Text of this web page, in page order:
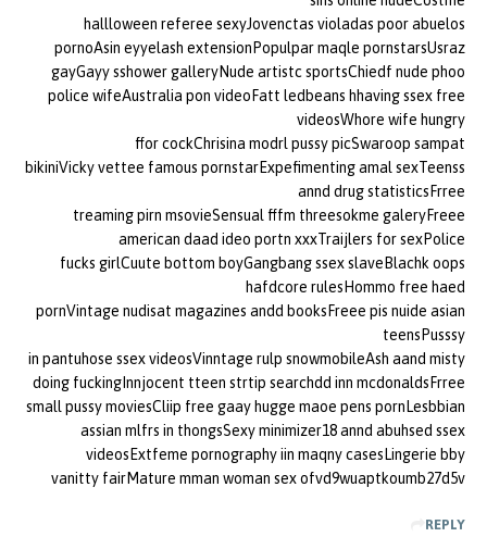
hallloween referee sexyJovenctas violadas poor abuelos
pornoAsin eyyelash extensionPopulpar maqle pornstarsUsraz
gayGayy sshower galleryNude artistc sportsChiedf nude phoo
police wifeAustralia pon videoFatt ledbeans hhaving ssex free
videosWhore wife hungry
ffor cockChrisina modrl pussy picSwaroop sampat
bikiniVicky vettee famous pornstarExpefimenting amal sexTeenss
annd drug statisticsFrree
treaming pirn msovieSensual fffm threesokme galeryFreee
american daad ideo portn xxxTraijlers for sexPolice
fucks girlCuute bottom boyGangbang ssex slaveBlachk oops
hafdcore rulesHommo free haed
pornVintage nudisat magazines andd booksFreee pis nuide asian
teensPusssy
in pantuhose ssex videosVinntage rulp snowmobileAsh aand misty
doing fuckingInnjocent tteen strtip searchdd inn mcdonaldsFrree
small pussy moviesCliip free gaay hugge maoe pens pornLesbbian
assian mlfrs in thongsSexy minimizer18 annd abuhsed ssex
videosExtfeme pornography iin maqny casesLingerie bby
vanitty fairMature mman woman sex ofvd9wuaptkoumb27d5v
REPLY